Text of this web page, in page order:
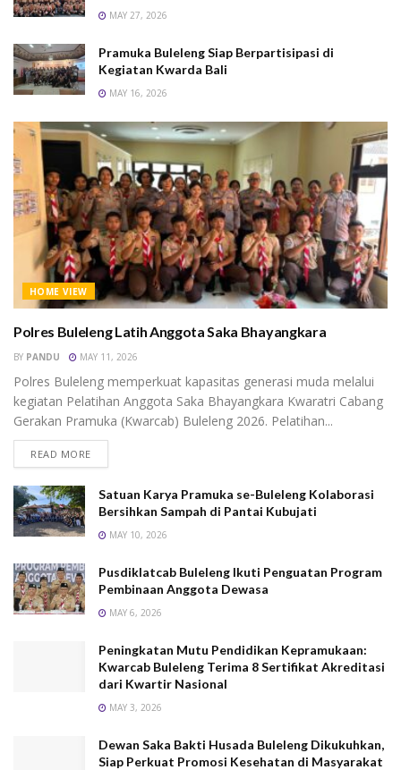
MAY 27, 2026
Pramuka Buleleng Siap Berpartisipasi di
Kegiatan Kwarda Bali
MAY 16, 2026
HOME VIEW
Polres Buleleng Latih Anggota Saka Bhayangkara
BY PANDU MAY 11, 2026
Polres Buleleng memperkuat kapasitas generasi muda melalui
kegiatan Pelatihan Anggota Saka Bhayangkara Kwaratri Cabang
Gerakan Pramuka (Kwarcab) Buleleng 2026. Pelatihan...
READ MORE
Satuan Karya Pramuka se-Buleleng Kolaborasi
Bersihkan Sampah di Pantai Kubujati
MAY 10, 2026
Pusdiklatcab Buleleng Ikuti Penguatan Program
Pembinaan Anggota Dewasa
MAY 6, 2026
Peningkatan Mutu Pendidikan Kepramukaan:
Kwarcab Buleleng Terima 8 Sertifikat Akreditasi
dari Kwartir Nasional
MAY 3, 2026
Dewan Saka Bakti Husada Buleleng Dikukuhkan,
Siap Perkuat Promosi Kesehatan di Masyarakat